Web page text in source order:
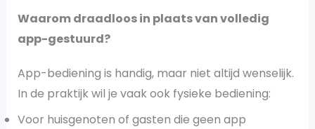
Waarom draadloos in plaats van volledig
app-gestuurd?
App-bediening is handig, maar niet altijd wenselijk.
In de praktijk wil je vaak ook fysieke bediening:
Voor huisgenoten of gasten die geen app